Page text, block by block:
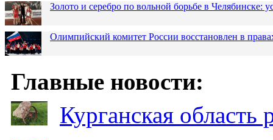
Золото и серебро по вольной борьбе в Челябинске:
Олимпийский комитет России восстановлен в
Главные новости:
Курганская